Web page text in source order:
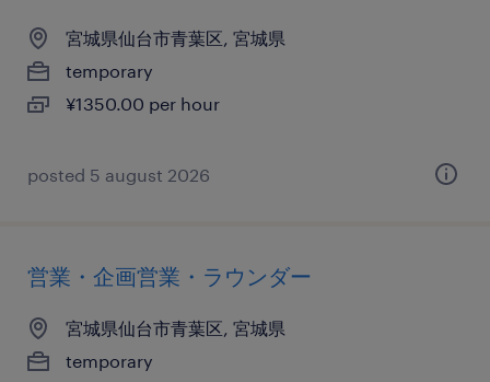
宮城県仙台市青葉区, 宮城県
temporary
¥1350.00 per hour
posted 5 august 2026
営業・企画営業・ラウンダー
宮城県仙台市青葉区, 宮城県
temporary